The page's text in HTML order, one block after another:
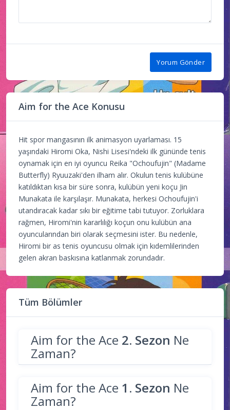
Yorum Gönder
Aim for the Ace Konusu
Hit spor mangasının ilk animasyon uyarlaması. 15
yaşındaki Hiromi Oka, Nishi Lisesi'ndeki ilk gününde tenis
oynamak için en iyi oyuncu Reika "Ochoufujin" (Madame
Butterfly) Ryuuzaki'den ilham alır. Okulun tenis kulübüne
katıldıktan kısa bir süre sonra, kulübün yeni koçu Jin
Munakata ile karşılaşır. Munakata, herkesi Ochoufujin'i
utandıracak kadar sıkı bir eğitime tabi tutuyor. Zorluklara
rağmen, Hiromi'nin kararlılığı koçun onu kulübün ana
oyuncularından biri olarak seçmesini ister. Bu nedenle,
Hiromi bir as tenis oyuncusu olmak için kıdemlilerinden
gelen akran baskısına katlanmak zorundadır.
Tüm Bölümler
Aim for the Ace 2. Sezon Ne
Zaman?
Aim for the Ace 1. Sezon Ne
Zaman?